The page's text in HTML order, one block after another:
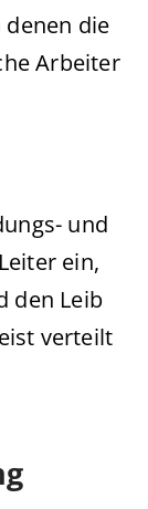
denen die
Arbeiter
und
ein,
den Leib
verteilt